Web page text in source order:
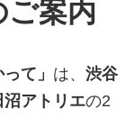
案内
て」 は、 渋谷
アトリエの2